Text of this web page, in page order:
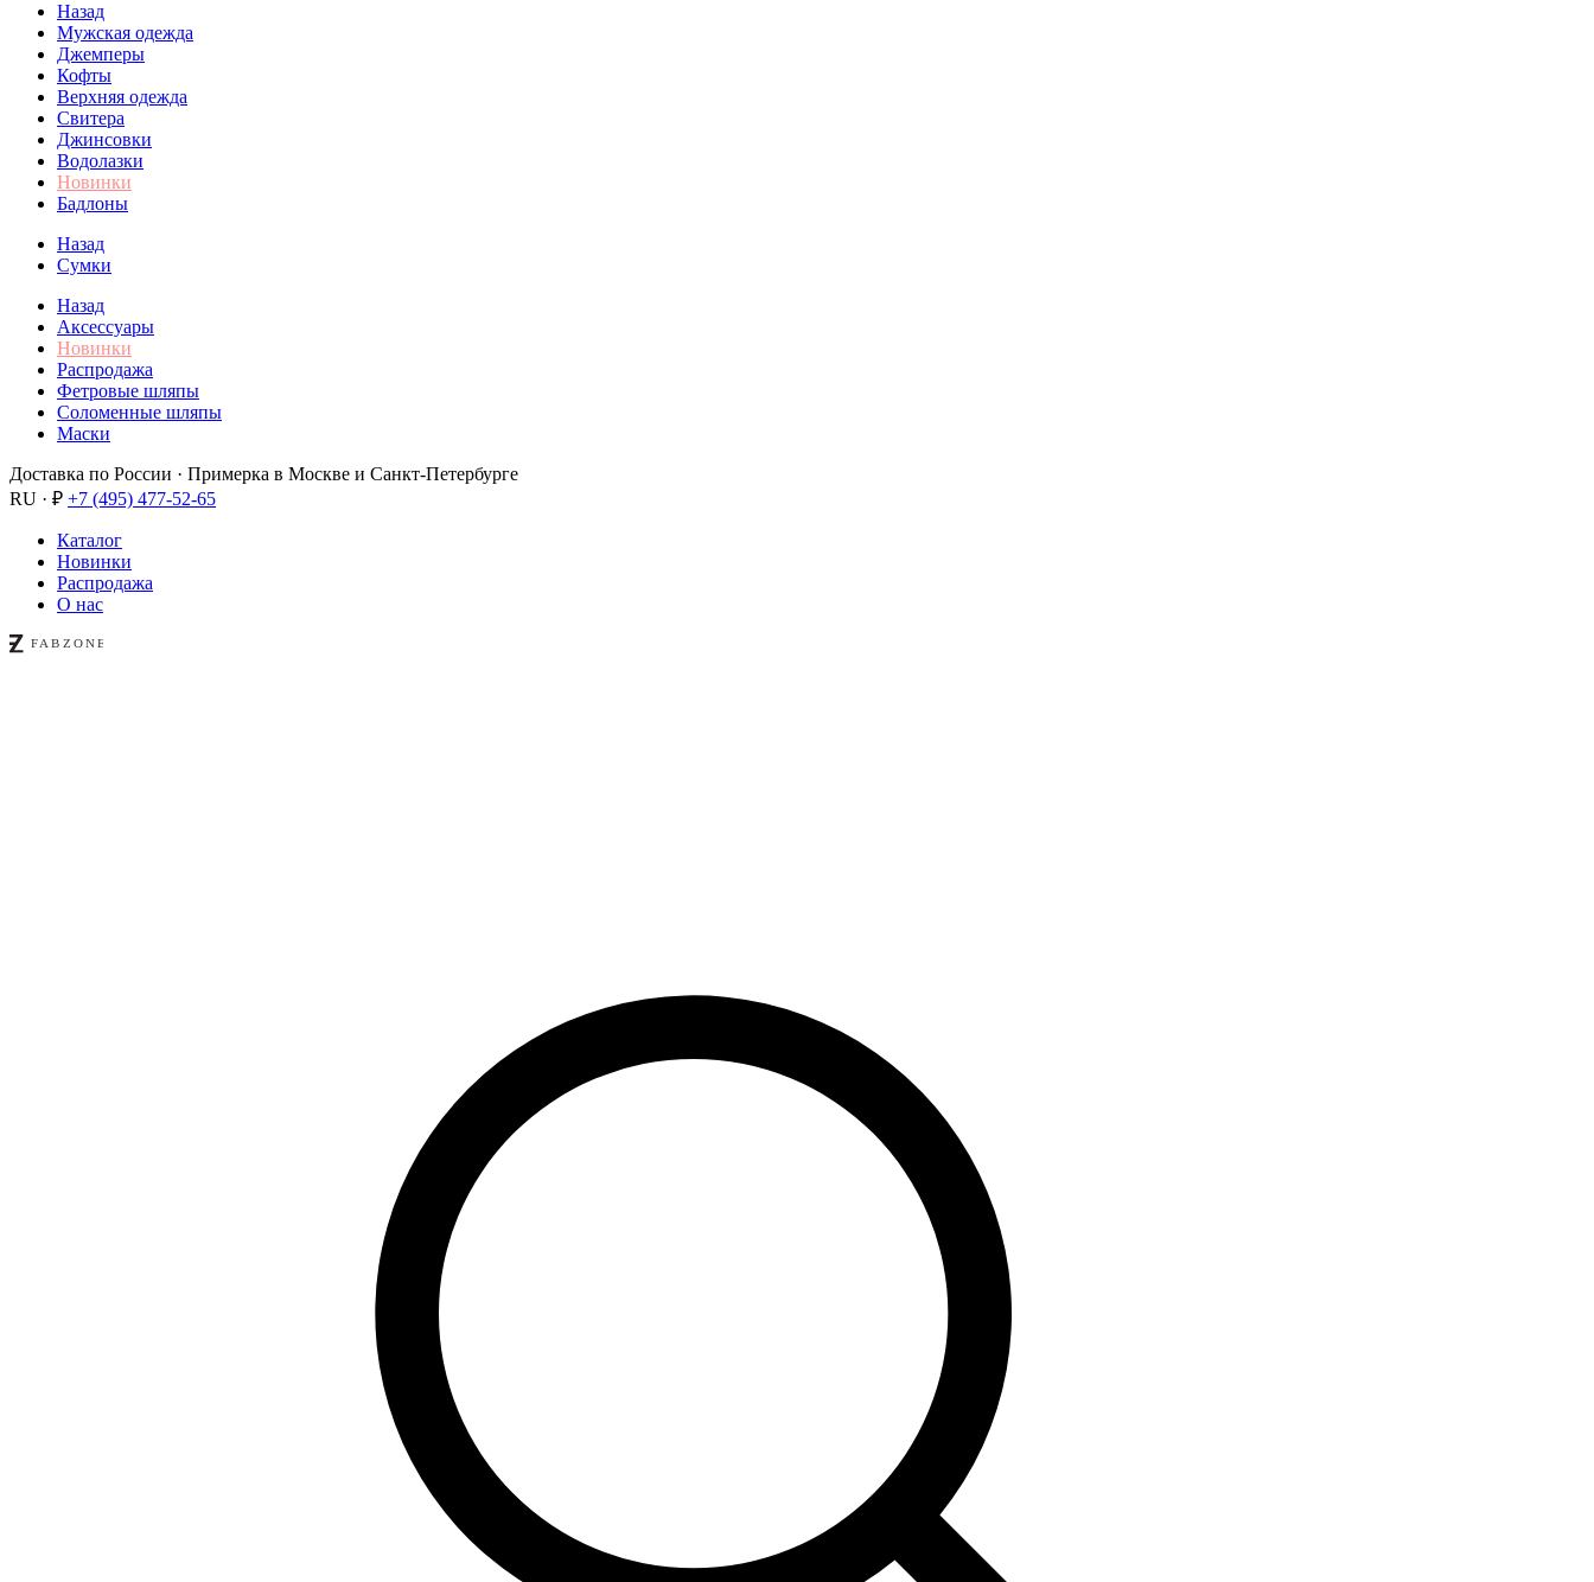
Назад
Мужская одежда
Джемперы
Кофты
Верхняя одежда
Свитера
Джинсовки
Водолазки
Новинки
Бадлоны
Назад
Сумки
Назад
Аксессуары
Новинки
Распродажа
Фетровые шляпы
Соломенные шляпы
Маски
Доставка по России · Примерка в Москве и Санкт-Петербурге
RU · ₽ +7 (495) 477-52-65
Каталог
Новинки
Распродажа
О нас